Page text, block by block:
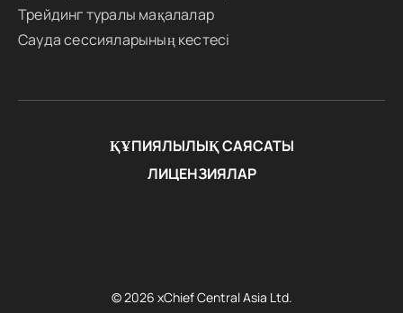
Трейдинг туралы мақалалар
Сауда сессияларының кестесі
ҚҰПИЯЛЫЛЫҚ САЯСАТЫ
ЛИЦЕНЗИЯЛАР
© 2026 xChief Central Asia Ltd.